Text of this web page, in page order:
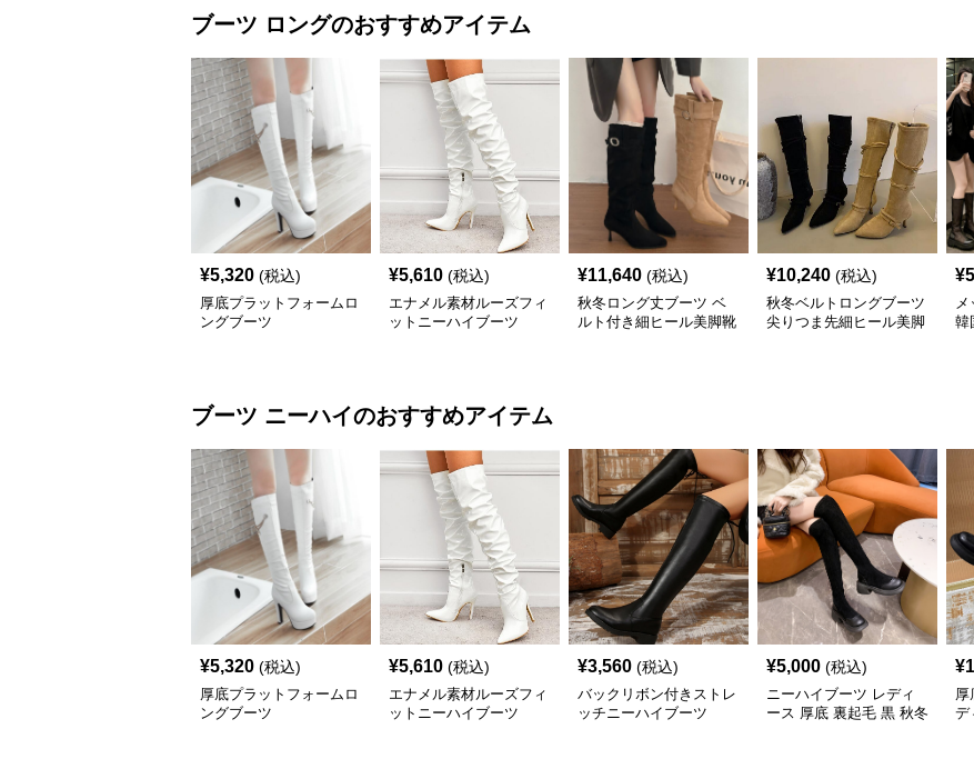
ブーツ ロングのおすすめアイテム
¥5,320 (税込)
厚底プラットフォームロ
ングブーツ
¥5,610 (税込)
エナメル素材ルーズフィ
ットニーハイブーツ
¥11,640 (税込)
秋冬ロング丈ブーツ ベ
ルト付き細ヒール美脚靴
¥10,240 (税込)
秋冬ベルトロングブーツ
尖りつま先細ヒール美脚
¥
韓
ブーツ ニーハイのおすすめアイテム
¥5,320 (税込)
厚底プラットフォームロ
ングブーツ
¥5,610 (税込)
エナメル素材ルーズフィ
ットニーハイブーツ
¥3,560 (税込)
バックリボン付きストレ
ッチニーハイブーツ
¥5,000 (税込)
ニーハイブーツ レディ
ース 厚底 裏起毛 黒 秋冬
¥
厚
デ